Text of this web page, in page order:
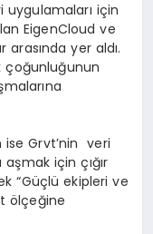
uygulamaları için
EigenCloud ve
arasında yer aldı.
çoğunluğunun
ise Grvt’nin veri
için çığır
“Güçlü ekipleri ve
ölçeğine